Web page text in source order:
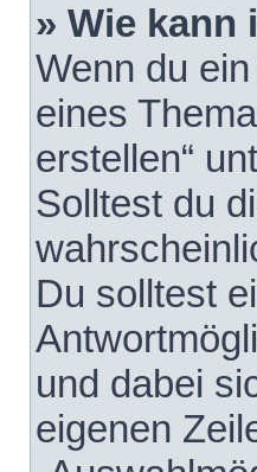
» Wie kann
Wenn du
eines
erstellen“
Solltest du
Du solltest
und dabei
eigenen